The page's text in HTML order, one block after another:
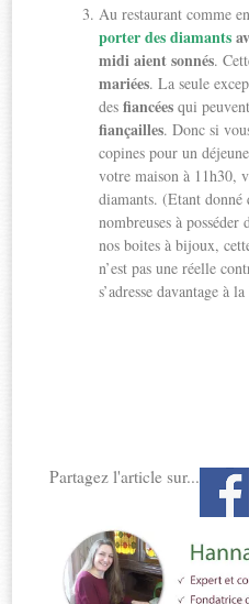
Au restaurant comme
porter des diamants
midi aient sonnés.
mariées. La seule
desfiancées qui
fiançailles. Donc si
copines pour un
votre maison à 11h30,
diamants. (Etant donné
nombreuses à posséder
nos boites à bijoux,
n’est pas une réelle
s’adresse davantage à la
Partagez l'article sur...